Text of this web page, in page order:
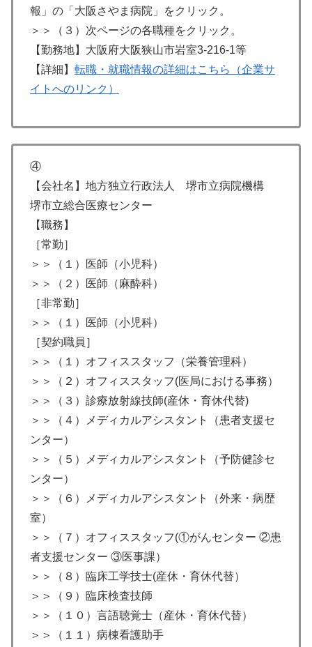
報」の「大阪さやま病院」をクリック。
＞＞（３）次ページの各職種をクリック。
【勤務地】大阪府大阪狭山市岩室3-216-1等
【詳細】 転職・就職情報の詳細はこちら（企業サ
イトへのリンク）
④
【会社名】地方独立行政法人 堺市立病院機構
堺市立総合医療センター
【職務】
［常勤］
＞＞（１）医師（小児科）
＞＞（２）医師（麻酔科）
［非常勤］
＞＞（１）医師（小児科）
［契約職員］
＞＞（１）オフィススタッフ（栄養管理科）
＞＞（２）オフィススタッフ(医局における事務）
＞＞（３）診療放射線技師(産休・育休代替)
＞＞（４）メディカルアシスタント（患者支援セ
ンター）
＞＞（５）メディカルアシスタント（予防健診セ
ンター）
＞＞（６）メディカルアシスタント（外来・病歴
室）
＞＞（７）オフィススタッフ(①がんセンター ②患
者支援センター ③医事課）
＞＞（８）臨床工学技士(産休・育休代替）
＞＞（９）臨床検査技師
＞＞（１０）言語聴覚士（産休・育休代替）
＞＞（１１）病棟看護助手